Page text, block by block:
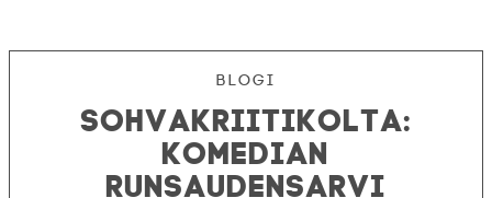
Blogi
Sohvakriitikolta:
Komedian
runsaudensarvi